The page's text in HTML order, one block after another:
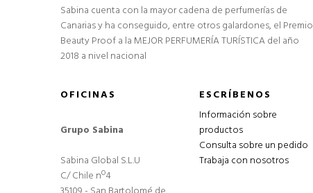
Sabina cuenta con la mayor cadena de perfumerías de
Canarias y ha conseguido, entre otros galardones, el Premio
Beauty Proof a la MEJOR PERFUMERÍA TURÍSTICA del año
2018 a nivel nacional
OFICINAS
Grupo Sabina
Sabina Global S.L.U
C/ Chile nº4
ESCRÍBENOS
Información sobre
productos
Consulta sobre un pedido
Trabaja con nosotros